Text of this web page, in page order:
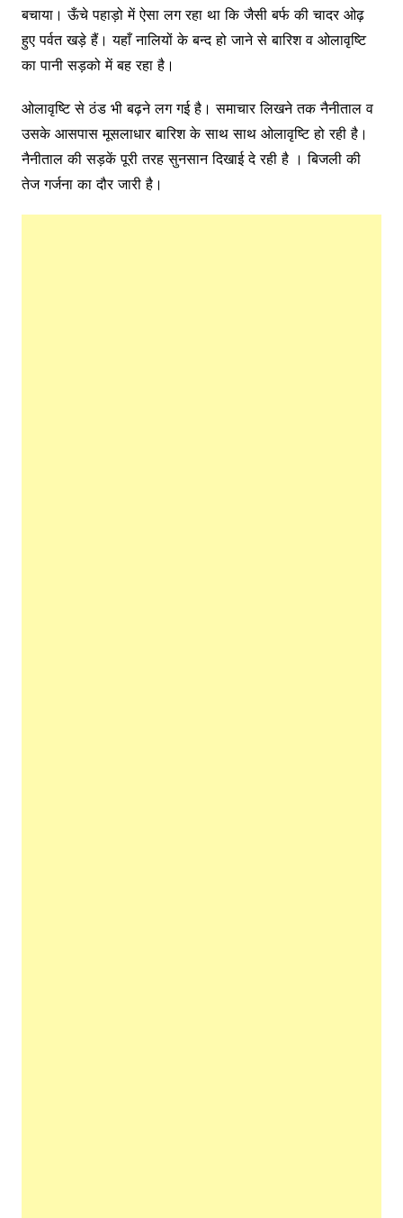
बचाया। ऊँचे पहाड़ो में ऐसा लग रहा था कि जैसी बर्फ की चादर ओढ़
हुए पर्वत खड़े हैं। यहाँ नालियों के बन्द हो जाने से बारिश व ओलावृष्टि
का पानी सड़को में बह रहा है।
ओलावृष्टि से ठंड भी बढ़ने लग गई है। समाचार लिखने तक नैनीताल व
उसके आसपास मूसलाधार बारिश के साथ साथ ओलावृष्टि हो रही है।
नैनीताल की सड़कें पूरी तरह सुनसान दिखाई दे रही है । बिजली की
तेज गर्जना का दौर जारी है।